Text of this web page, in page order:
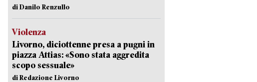
di Danilo Renzullo
Violenza
Livorno, diciottenne presa a pugni in
piazza Attias: «Sono stata aggredita
scopo sessuale»
di Redazione Livorno